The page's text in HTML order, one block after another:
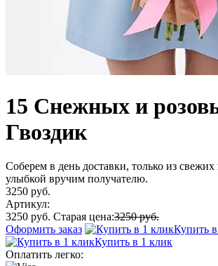
15 Снежных и
Гвоздик
Соберем в день доставки, только из свежих
улыбкой вручим получателю.
3250 руб.
Артикул:
3250 руб. Старая цена:3250 руб.
Оформить заказ
Купить
Купить в 1 клик
Оплатить легко: